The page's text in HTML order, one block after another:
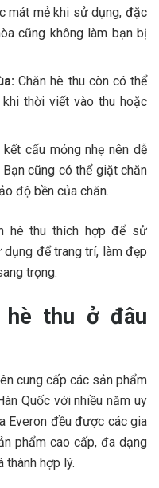
mát mẻ khi sử dụng, đặc
cũng không làm bạn bị
Chăn hè thu còn có thể
thời viết vào thu hoặc
cấu mỏng nhẹ nên dễ
cũng có thể giặt chăn
độ bền của chăn.
hè thu thích hợp để sử
để trang trí, làm đẹp
trọng.
hè thu ở đâu
cung cấp các sản phẩm
Quốc với nhiều năm uy
Everon đều được các gia
phẩm cao cấp, đa dạng
thành hợp lý.